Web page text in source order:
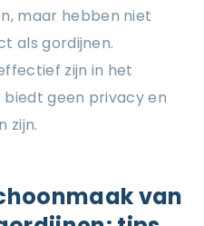
maar hebben niet
als gordijnen.
zijn in het
geen privacy en
zijn.
van